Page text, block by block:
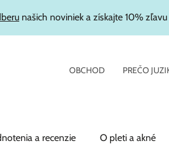
našich noviniek a získajte 10%
OBCHOD PREČO
a recenzie O pleti a akné